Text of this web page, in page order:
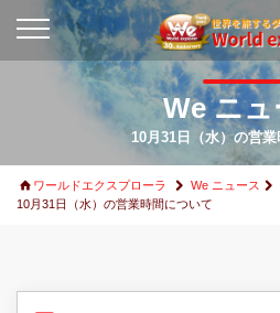
We ニュ
10月31日（水）の営
ワールドエクスプローラ
We ニュース
10月31日（水）の営業時間について